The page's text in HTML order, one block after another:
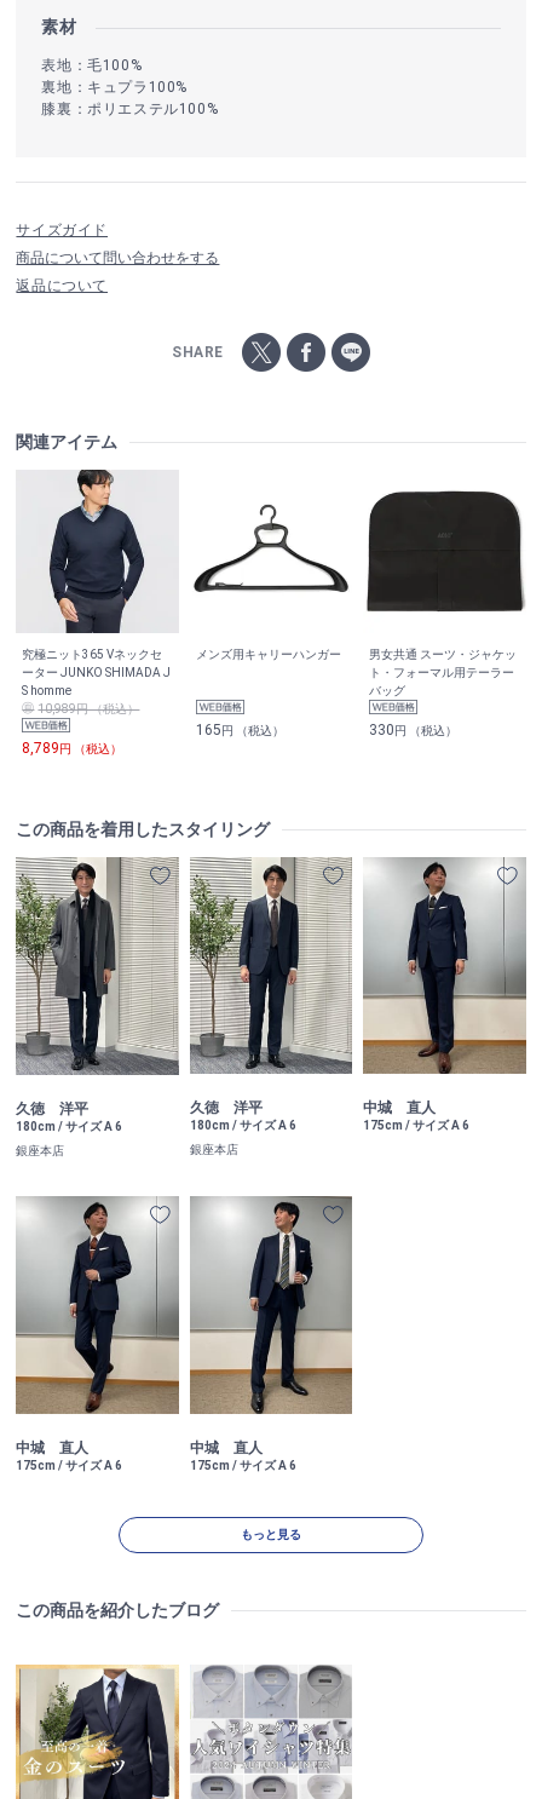
素材
表地：毛100%
裏地：キュプラ100%
膝裏：ポリエステル100%
サイズガイド
商品について問い合わせをする
返品について
SHARE
関連アイテム
究極ニット365 Vネックセ
ーター JUNKO SHIMADA J
S homme
10,989円 （税込）
8,789円 （税込）
メンズ用キャリーハンガー
165円 （税込）
男女共通 スーツ・ジャケッ
ト・フォーマル用テーラー
バッグ
330円 （税込）
この商品を着用したスタイリング
久徳 洋平
180cm / サイズ A 6
銀座本店
久徳 洋平
180cm / サイズ A 6
銀座本店
中城 直人
175cm / サイズ A 6
中城 直人
175cm / サイズ A 6
中城 直人
175cm / サイズ A 6
もっと見る
この商品を紹介したブログ